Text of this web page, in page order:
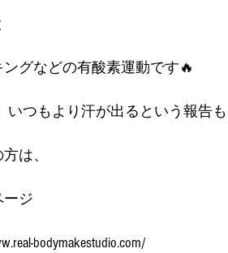
ングなどの有酸素運動です🔥
いつもより汗が出るという報告
は、
ージ
bodymakestudio.com/